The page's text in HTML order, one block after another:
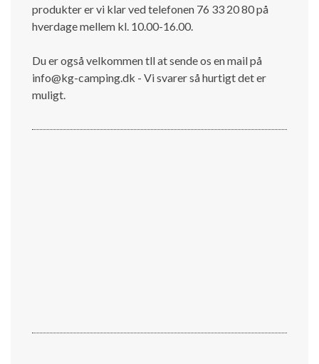
produkter er vi klar ved telefonen 76 33 20 80 på
hverdage mellem kl. 10.00-16.00.
Du er også velkommen tll at sende os en mail på
info@kg-camping.dk - Vi svarer så hurtigt det er
muligt.